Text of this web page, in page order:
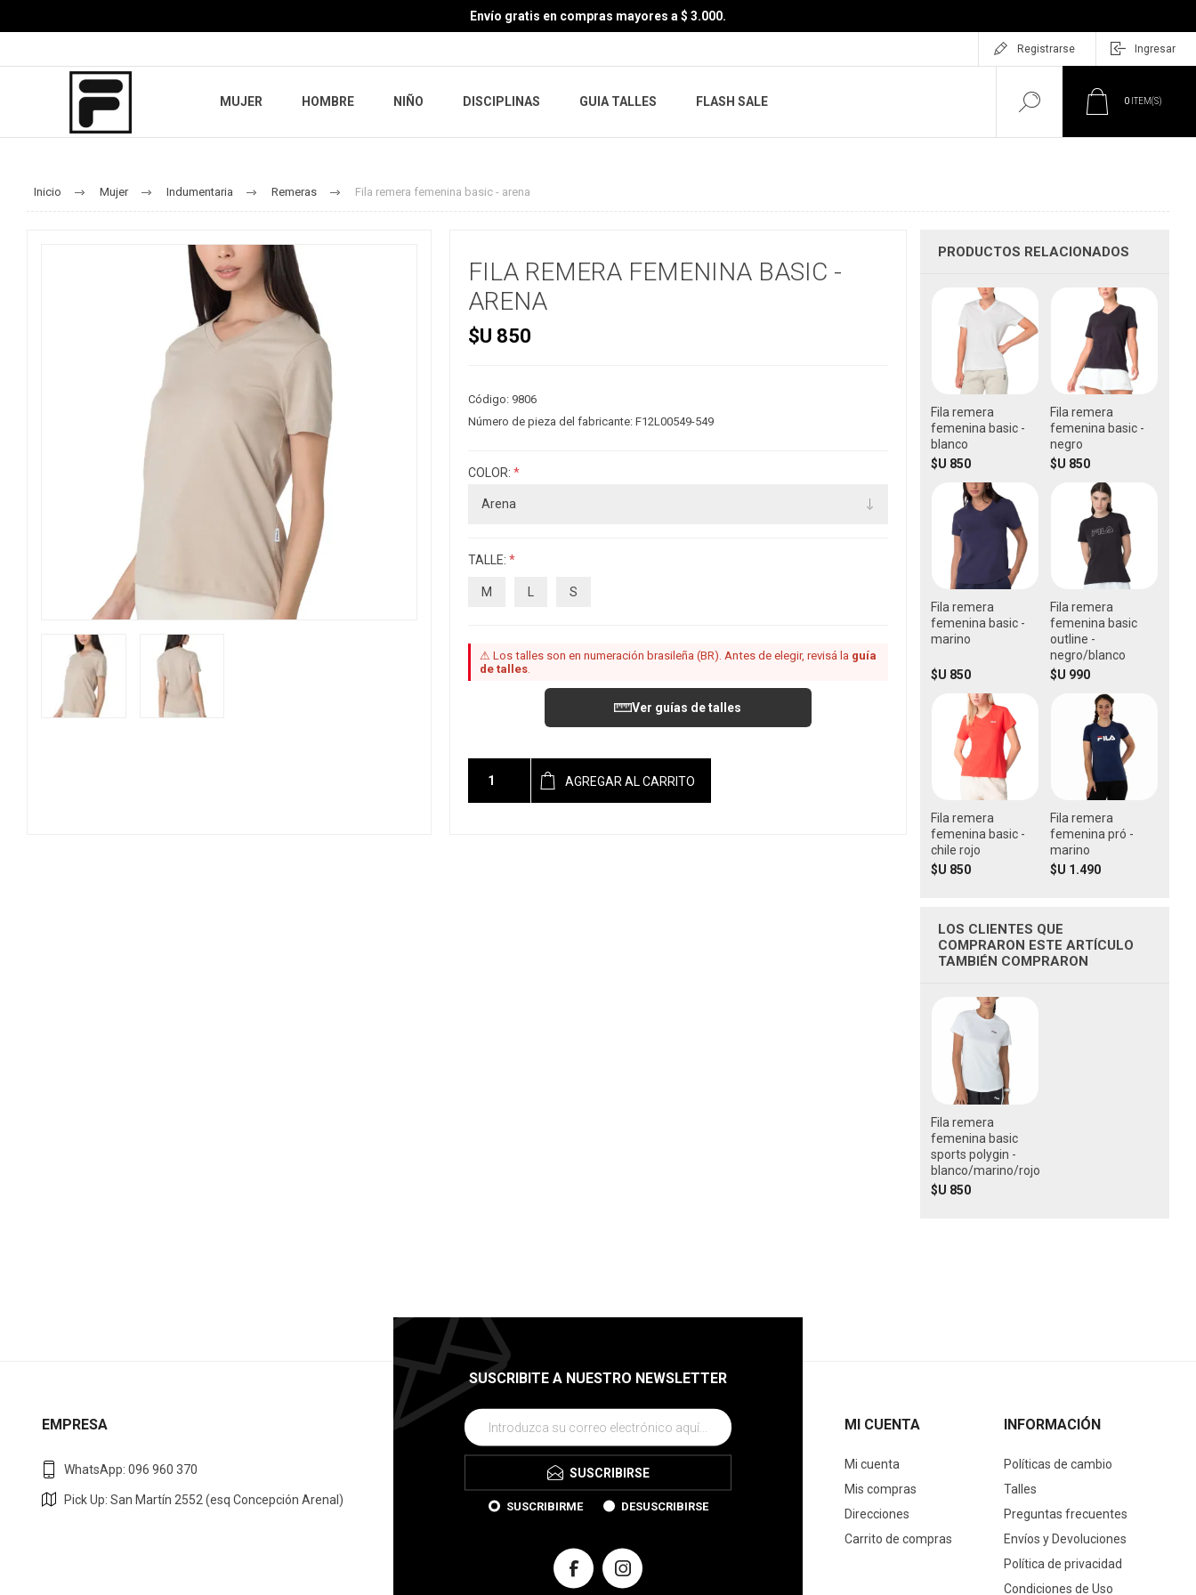
Envío gratis en compras mayores a $ 3.000.
Registrarse Ingresar
MUJER HOMBRE NIÑO DISCIPLINAS GUIA TALLES FLASH SALE 0 ITEM(S)
Inicio Mujer Indumentaria Remeras Fila remera femenina basic - arena
FILA REMERA FEMENINA BASIC -
ARENA
$U 850
Código: 9806
Número de pieza del fabricante: F12L00549-549
COLOR: *
TALLE: *
M L S
⚠ Los talles son en numeración brasileña (BR). Antes de elegir, revisá la guía
de talles.
Ver guías de talles
AGREGAR AL CARRITO
PRODUCTOS RELACIONADOS
Fila remera
femenina basic -
blanco
$U 850
Fila remera
femenina basic -
negro
$U 850
Fila remera
femenina basic -
marino
$U 850
Fila remera
femenina basic
outline -
negro/blanco
$U 990
Fila remera
femenina basic -
chile rojo
$U 850
Fila remera
femenina pró -
marino
$U 1.490
LOS CLIENTES QUE
COMPRARON ESTE ARTÍCULO
TAMBIÉN COMPRARON
Fila remera
femenina basic
sports polygin -
blanco/marino/rojo
$U 850
SUSCRIBITE A NUESTRO NEWSLETTER
SUSCRIBIRSE
SUSCRIBIRME DESUSCRIBIRSE
EMPRESA
WhatsApp: 096 960 370
Pick Up: San Martín 2552 (esq Concepción Arenal)
MI CUENTA
Mi cuenta
Mis compras
Direcciones
Carrito de compras
INFORMACIÓN
Políticas de cambio
Talles
Preguntas frecuentes
Envíos y Devoluciones
Política de privacidad
Condiciones de Uso